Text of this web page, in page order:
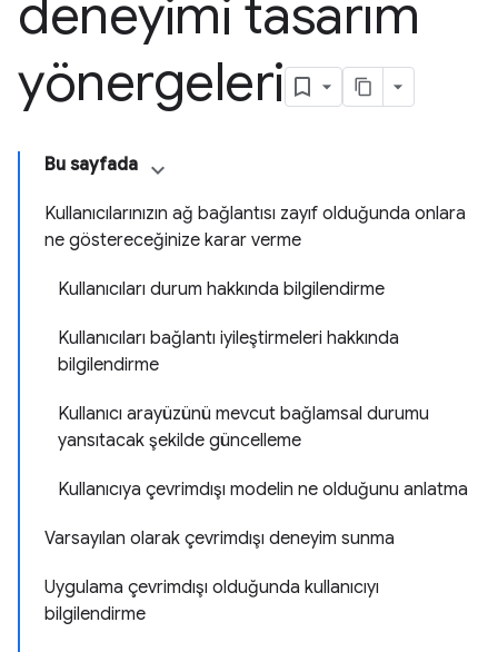
deneyimi tasarım
yönergeleri
Bu sayfada
Kullanıcılarınızın ağ bağlantısı zayıf olduğunda onlara
ne göstereceğinize karar verme
Kullanıcıları durum hakkında bilgilendirme
Kullanıcıları bağlantı iyileştirmeleri hakkında
bilgilendirme
Kullanıcı arayüzünü mevcut bağlamsal durumu
yansıtacak şekilde güncelleme
Kullanıcıya çevrimdışı modelin ne olduğunu anlatma
Varsayılan olarak çevrimdışı deneyim sunma
Uygulama çevrimdışı olduğunda kullanıcıyı
bilgilendirme